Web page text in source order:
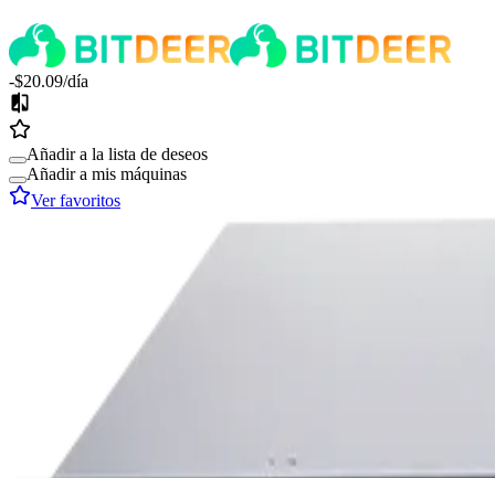
-$20.09/día
Añadir a la lista de deseos
Añadir a mis máquinas
Ver favoritos